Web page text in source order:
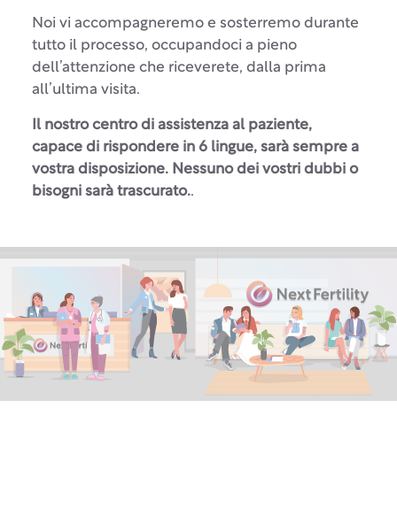
Noi vi accompagneremo e sosterremo durante
tutto il processo, occupandoci a pieno
dell’attenzione che riceverete, dalla prima
all’ultima visita.
Il nostro centro di assistenza al paziente,
capace di rispondere in 6 lingue, sarà sempre a
vostra disposizione. Nessuno dei vostri dubbi o
bisogni sarà trascurato..